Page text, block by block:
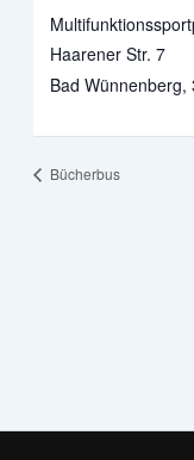
Haarener Str. 7
Bad Wünnenberg,
Bücherbus